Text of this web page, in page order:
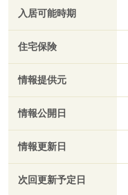
入居可能時期
住宅保険
情報提供元
情報公開日
情報更新日
次回更新予定日